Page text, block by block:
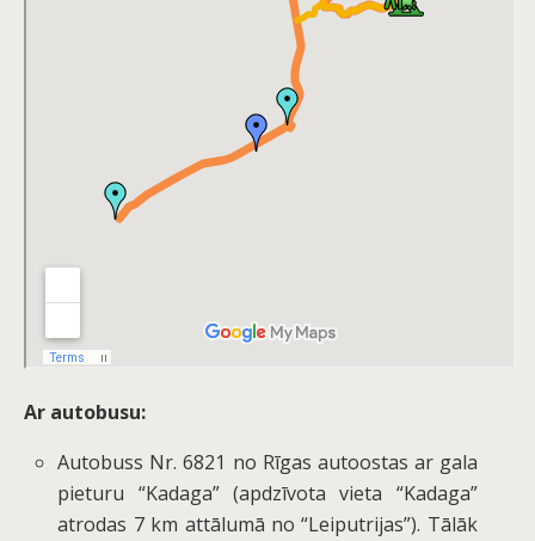
Ar autobusu:
Autobuss Nr. 6821 no Rīgas autoostas ar gala
pieturu “Kadaga” (apdzīvota vieta “Kadaga”
atrodas 7 km attālumā no “Leiputrijas”). Tālāk